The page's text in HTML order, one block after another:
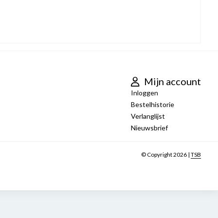
Mijn account
Inloggen
Bestelhistorie
Verlanglijst
Nieuwsbrief
© Copyright 2026 | TSB